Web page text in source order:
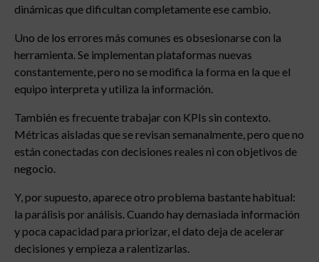
dinámicas que dificultan completamente ese cambio.
Uno de los errores más comunes es obsesionarse con la
herramienta. Se implementan plataformas nuevas
constantemente, pero no se modifica la forma en la que el
equipo interpreta y utiliza la información.
También es frecuente trabajar con KPIs sin contexto.
Métricas aisladas que se revisan semanalmente, pero que no
están conectadas con decisiones reales ni con objetivos de
negocio.
Y, por supuesto, aparece otro problema bastante habitual:
la parálisis por análisis. Cuando hay demasiada información
y poca capacidad para priorizar, el dato deja de acelerar
decisiones y empieza a ralentizarlas.